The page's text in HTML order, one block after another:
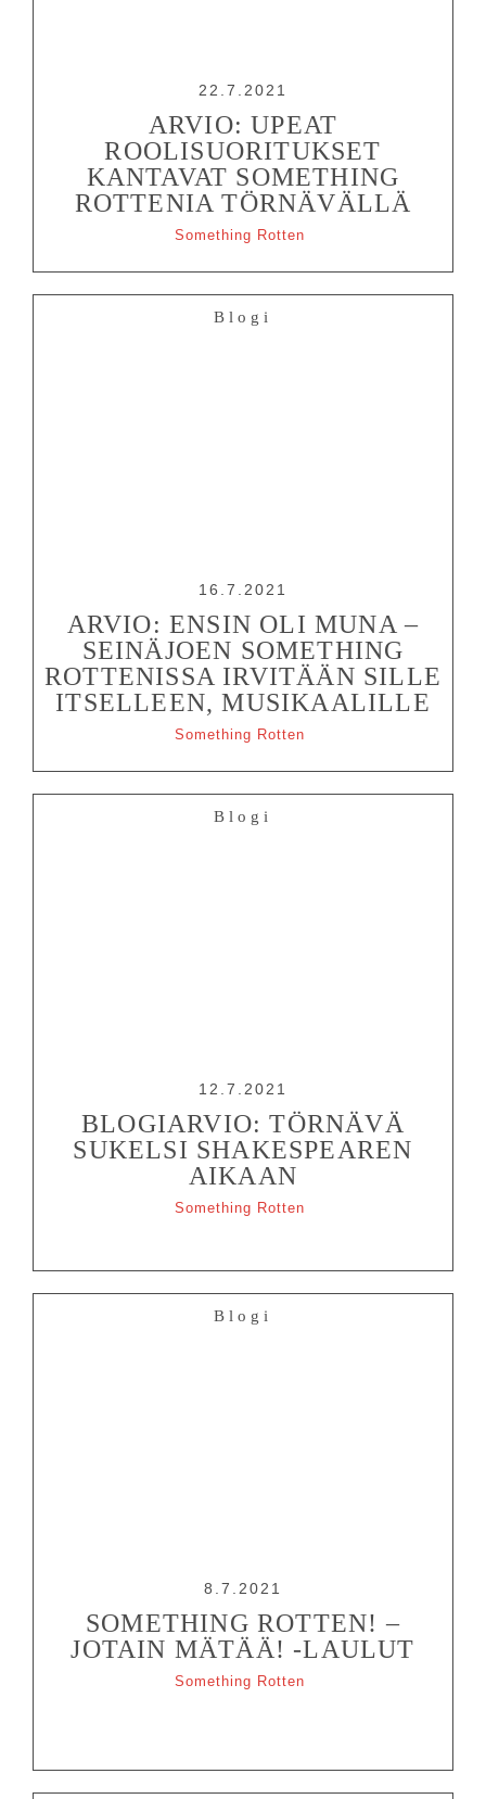
22.7.2021
ARVIO: UPEAT
ROOLISUORITUKSET
KANTAVAT SOMETHING
ROTTENIA TÖRNÄVÄLLÄ
Something Rotten
Blogi
16.7.2021
ARVIO: ENSIN OLI MUNA –
SEINÄJOEN SOMETHING
ROTTENISSA IRVITÄÄN SILLE
ITSELLEEN, MUSIKAALILLE
Something Rotten
Blogi
12.7.2021
BLOGIARVIO: TÖRNÄVÄ
SUKELSI SHAKESPEAREN
AIKAAN
Something Rotten
Blogi
8.7.2021
SOMETHING ROTTEN! –
JOTAIN MÄTÄÄ! -LAULUT
Something Rotten